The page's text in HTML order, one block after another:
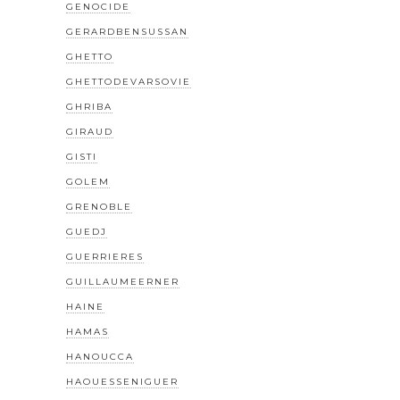
GENOCIDE
GERARDBENSUSSAN
GHETTO
GHETTODEVARSOVIE
GHRIBA
GIRAUD
GISTI
GOLEM
GRENOBLE
GUEDJ
GUERRIERES
GUILLAUMEERNER
HAINE
HAMAS
HANOUCCA
HAOUESSENIGUER